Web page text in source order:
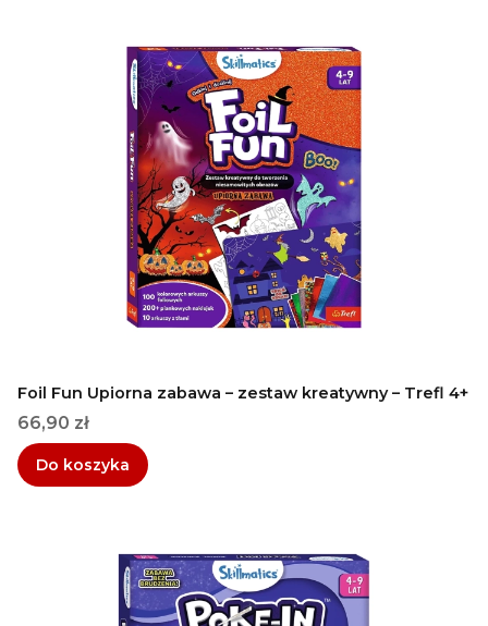
Foil Fun Upiorna zabawa – zestaw kreatywny – Trefl 4+
Cena
66,90 zł
Do koszyka